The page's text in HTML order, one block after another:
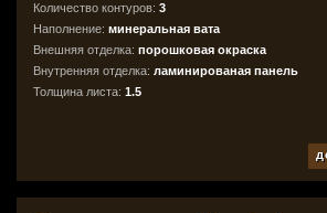
Количество контуров: 3
Наполнение: минеральная вата
Внешняя отделка: порошковая окраска
Внутренняя отделка: ламинированая панель
Толщина листа: 1.5